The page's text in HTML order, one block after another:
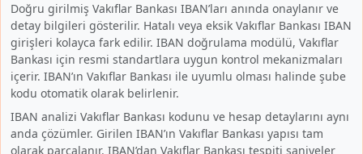
Doğru girilmiş Vakıflar Bankası IBAN’ları anında onaylanır ve
detay bilgileri gösterilir. Hatalı veya eksik Vakıflar Bankası IBAN
girişleri kolayca fark edilir. IBAN doğrulama modülü, Vakıflar
Bankası için resmi standartlara uygun kontrol mekanizmaları
içerir. IBAN’ın Vakıflar Bankası ile uyumlu olması halinde şube
kodu otomatik olarak belirlenir.
IBAN analizi Vakıflar Bankası kodunu ve hesap detaylarını aynı
anda çözümler. Girilen IBAN’ın Vakıflar Bankası yapısı tam
olarak parçalanır. IBAN’dan Vakıflar Bankası tespiti saniyeler